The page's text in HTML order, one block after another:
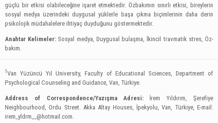
güçlü bir etkisi olabileceğine işaret etmektedir. Özbakımın sınırlı etkisi, bireylerin
sosyal medya üzerindeki duygusal yüklerle başa çıkma biçimlerinin daha derin
psikolojik müdahalelere ihtiyaç duyduğunu göstermektedir.
Anahtar Kelimeler: Sosyal medya, Duygusal bulaşma, İkincil travmatik stres, Öz-
bakım.
1Van Yüzüncü Yıl University, Faculty of Educational Sciences, Department of
Psychological Counseling and Guidance, Van, Türkiye.
Address of Correspondence/Yazışma Adresi:İrem Yıldırım, Şerefiye
Neighbourhood, Ordu Street. Akka Altay Houses, İpekyolu, Van, Türkiye, E-mail:
irem_yldrm__@hotmail.com.